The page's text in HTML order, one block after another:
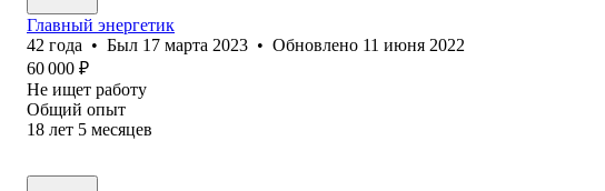
Главный энергетик
42 года • Был 17 марта 2023 • Обновлено 11 июня 2022
60 000 ₽
Не ищет работу
Общий опыт
18 лет 5 месяцев